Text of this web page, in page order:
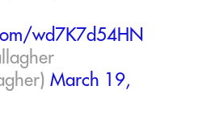
wd7K7d54HN
March 19,